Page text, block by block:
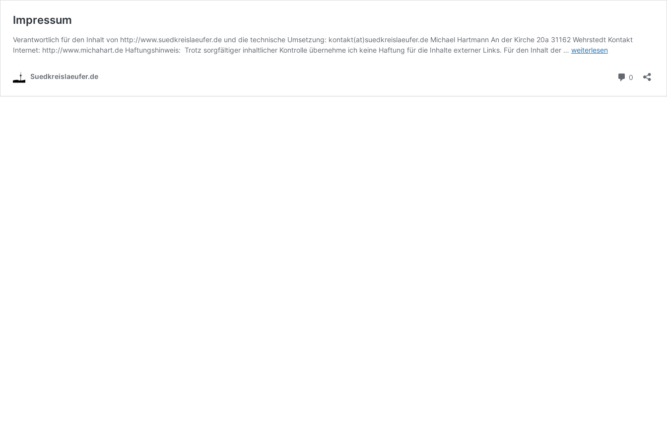
Impressum
Verantwortlich für den Inhalt von http://www.suedkreislaeufer.de und die technische Umsetzung: kontakt(at)suedkreislaeufer.de Michael Hartmann An der Kirche 20a 31162 Wehrstedt Kontakt
Internet: http://www.michahart.de Haftungshinweis: Trotz sorgfältiger inhaltlicher Kontrolle übernehme ich keine Haftung für die Inhalte externer Links. Für den Inhalt der … Impressum
weiterlesen
Suedkreislaeufer.de 0